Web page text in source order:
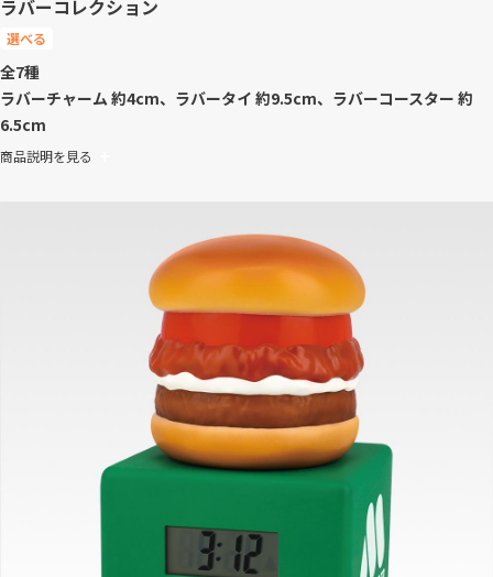
ラバーコレクション
選べる
全7種
ラバーチャーム 約4cm、ラバータイ 約9.5cm、ラバーコースター 約
6.5cm
商品説明を見る